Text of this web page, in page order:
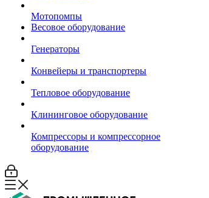
Мотопомпы
Весовое оборудование
Генераторы
Конвейеры и транспортеры
Тепловое оборудование
Клининговое оборудование
Компрессоры и компрессорное
оборудование